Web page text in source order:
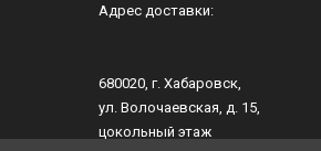
Адрес доставки:
680020 , г. Хабаровск
ул. ​Волочаевская, д. 15
цокольный этаж